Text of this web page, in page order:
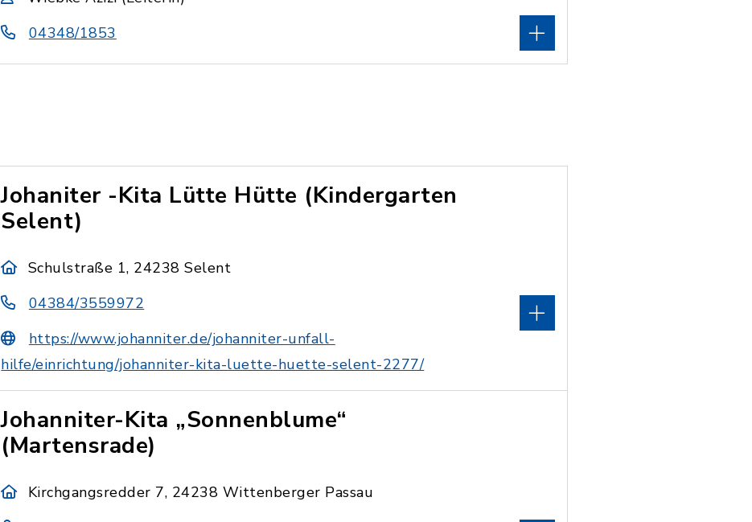
04348/1853
Johaniter -Kita Lütte Hütte (Kindergarten
Selent)
Schulstraße 1, 24238 Selent
04384/3559972
https://www.johanniter.de/johanniter-unfall-
hilfe/einrichtung/johanniter-kita-luette-huette-selent-2277/
Johanniter-Kita „Sonnenblume“
(Martensrade)
Kirchgangsredder 7, 24238 Wittenberger Passau